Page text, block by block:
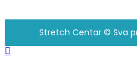
Stretch Centar © Sva